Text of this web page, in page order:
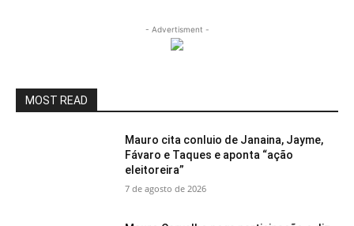
- Advertisment -
MOST READ
Mauro cita conluio de Janaina, Jayme,
Fávaro e Taques e aponta “ação
eleitoreira”
7 de agosto de 2026